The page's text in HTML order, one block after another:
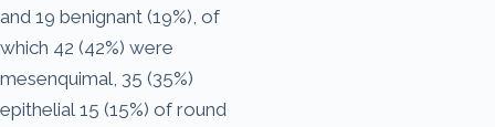
and 19 benignant (19%), of
which 42 (42%) were
mesenquimal, 35 (35%)
epithelial 15 (15%) of round